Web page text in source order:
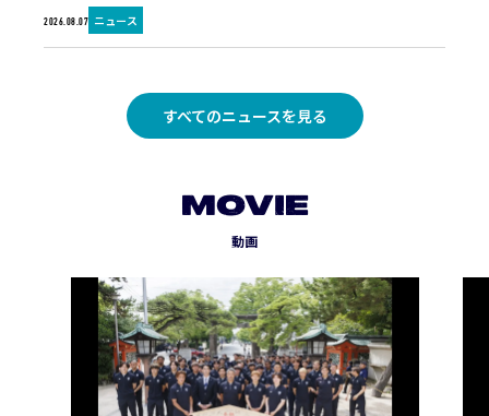
2026.08.07 ニュース
すべてのニュースを見る
MOVIE
動画